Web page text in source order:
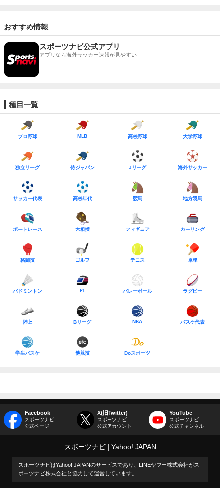
おすすめ情報
スポーツナビ公式アプリ
アプリなら海外サッカー速報が見やすい
種目一覧
プロ野球 MLB 高校野球 大学野球
独立リーグ 侍ジャパン Jリーグ 海外サッカー
サッカー代表 高校年代 競馬 地方競馬
ボートレース 大相撲 フィギュア カーリング
格闘技 ゴルフ テニス 卓球
バドミントン F1 バレーボール ラグビー
陸上 Bリーグ NBA バスケ代表
学生バスケ 他競技 Doスポーツ
Facebook
スポーツナビ
公式ページ
X(旧Twitter)
スポーツナビ
公式アカウント
YouTube
スポーツナビ
公式チャンネル
スポーツナビ Yahoo! JAPAN
スポーツナビはYahoo! JAPANのサービスであり、LINEヤフー株式会社がス
ポーツナビ株式会社と協力して運営しています。